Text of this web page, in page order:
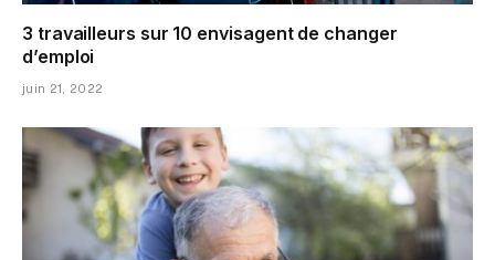
3 travailleurs sur 10 envisagent de changer
d’emploi
juin 21, 2022